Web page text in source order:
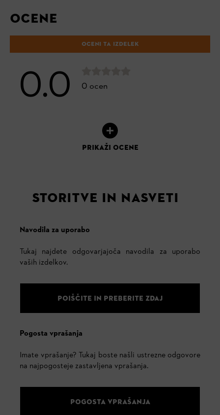
OCENE
OCENI TA IZDELEK
0.0 0 ocen
PRIKAŽI OCENE
STORITVE IN NASVETI
Navodila za uporabo
Tukaj najdete odgovarjajoča navodila za uporabo
vaših izdelkov.
POIŠČITE IN PREBERITE ZDAJ
Pogosta vprašanja
Imate vprašanje? Tukaj boste našli ustrezne odgovore
na najpogosteje zastavljena vprašanja.
POGOSTA VPRAŠANJA